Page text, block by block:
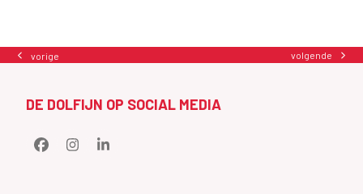
previous
vorige
next
volgende
DE DOLFIJN OP SOCIAL MEDIA
FacebookInstagramLinkedIn